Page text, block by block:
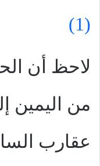
(1)
لاحظ أن
من اليمين
عقارب